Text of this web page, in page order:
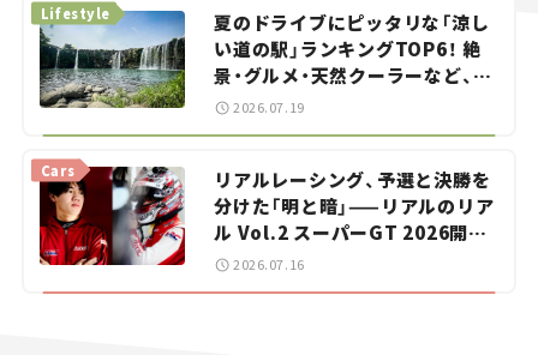
夏のドライブにピッタリな「涼し
い道の駅」ランキングTOP6！ 絶
景・グルメ・天然クーラーなど、避
暑におすすめのスポットを紹介
【道の駅マニアの推し駅ガイド】
Lifestyle
2026.07.19
リアルレーシング、予選と決勝を
分けた「明と暗」——リアルのリア
ル Vol.2 スーパーGT 2026開幕
戦 岡山国際サーキット
Cars
2026.07.16